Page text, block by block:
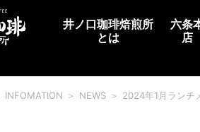
井ノ口珈琲焙煎所
とは
六条
店
INFOMATION NEWS 2024年1月ランチ